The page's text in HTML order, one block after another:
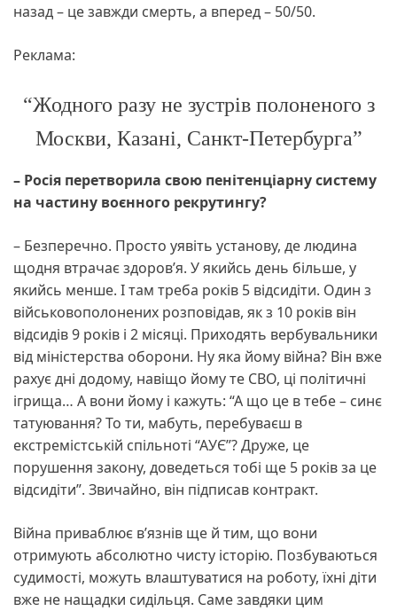
назад – це завжди смерть, а вперед – 50/50.
Реклама:
“Жодного разу не зустрів полоненого з
Москви, Казані, Санкт-Петербурга”
– Росія перетворила свою пенітенціарну систему
на частину воєнного рекрутингу?
– Безперечно. Просто уявіть установу, де людина
щодня втрачає здоров’я. У якийсь день більше, у
якийсь менше. І там треба років 5 відсидіти. Один з
військовополонених розповідав, як з 10 років він
відсидів 9 років і 2 місяці. Приходять вербувальники
від міністерства оборони. Ну яка йому війна? Він вже
рахує дні додому, навіщо йому те СВО, ці політичні
ігрища… А вони йому і кажуть: “А що це в тебе – синє
татуювання? То ти, мабуть, перебуваєш в
екстремістській спільноті “АУЄ”? Друже, це
порушення закону, доведеться тобі ще 5 років за це
відсидіти”. Звичайно, він підписав контракт.
Війна приваблює в’язнів ще й тим, що вони
отримують абсолютно чисту історію. Позбуваються
судимості, можуть влаштуватися на роботу, їхні діти
вже не нащадки сидільця. Саме завдяки цим